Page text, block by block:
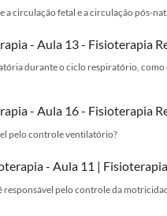
circulação fetal e a circulação pós-
- Aula 13 - Fisioterapia
durante o ciclo respiratório,
- Aula 16 - Fisioterapia
pelo controle ventilatório?
- Aula 11 |
responsável pelo controle da